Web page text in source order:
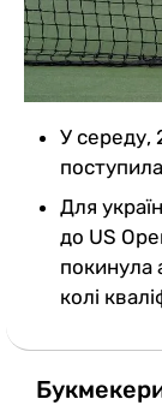
У середу,
Для
до US
колі